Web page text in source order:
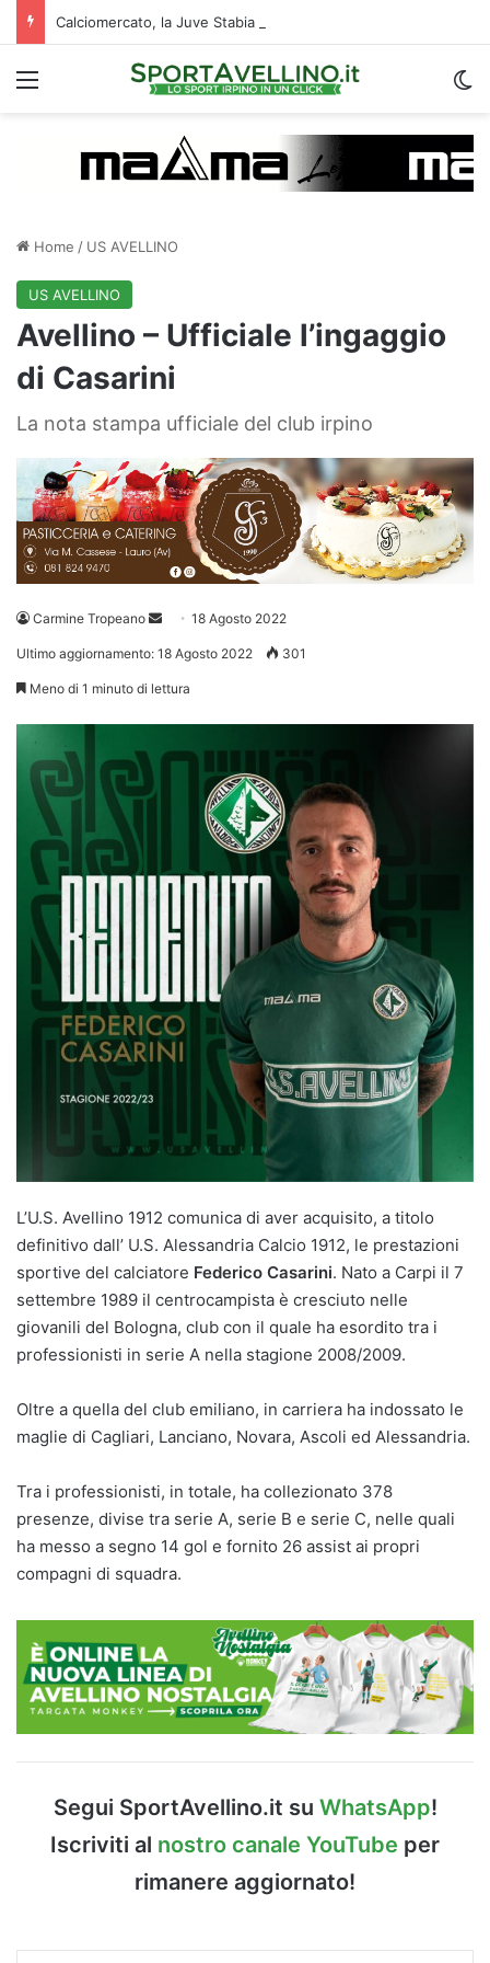
Menu
Home / US AVELLINO
US AVELLINO
Avellino – Ufficiale l’ingaggio
di Casarini
La nota stampa ufficiale del club irpino
Carmine Tropeano
Invia 18 Agosto 2022
Ultimo aggiornamento: 18 Agosto 2022 301
Meno di 1 minuto di lettura
L’U.S. Avellino 1912 comunica di aver acquisito, a titolo
definitivo dall’ U.S. Alessandria Calcio 1912, le prestazioni
sportive del calciatore Federico Casarini. Nato a Carpi il 7
settembre 1989 il centrocampista è cresciuto nelle
giovanili del Bologna, club con il quale ha esordito tra i
professionisti in serie A nella stagione 2008/2009.
Oltre a quella del club emiliano, in carriera ha indossato le
maglie di Cagliari, Lanciano, Novara, Ascoli ed Alessandria.
Tra i professionisti, in totale, ha collezionato 378
presenze, divise tra serie A, serie B e serie C, nelle quali
ha messo a segno 14 gol e fornito 26 assist ai propri
compagni di squadra.
Segui SportAvellino.it su WhatsApp!
Iscriviti al nostro canale YouTube per
rimanere aggiornato!